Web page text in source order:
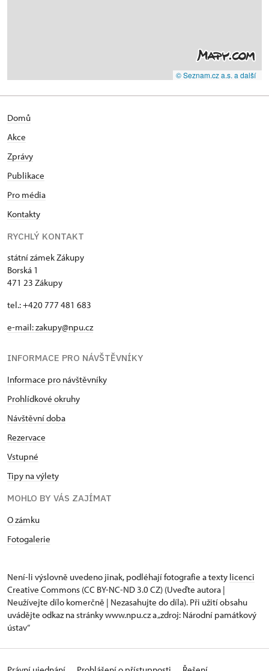
© Seznam.cz a.s. a další
Domů
Akce
Zprávy
Publikace
Pro média
Kontakty
RYCHLÝ KONTAKT
státní zámek Zákupy
Borská 1
471 23 Zákupy
tel.: +420 777 481 683
e-mail: zakupy@npu.cz
INFORMACE PRO NÁVŠTĚVNÍKY
Informace pro návštěvníky
Prohlídkové okruhy
Návštěvní doba
Rezervace
Vstupné
Tipy na výlety
MOHLO BY VÁS ZAJÍMAT
O zámku
Fotogalerie
Není-li výslovně uvedeno jinak, podléhají fotografie a texty licenci
Creative Commons (CC BY-NC-ND 3.0 CZ) (Uveďte autora |
Neužívejte dílo komerčně | Nezasahujte do díla). Při užití obsahu
uvádějte odkaz na stránky www.npu.cz a „zdroj: Národní památkový
ústav“